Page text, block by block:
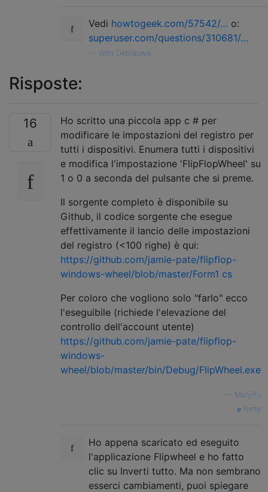
Vedi howtogeek.com/57542/… o:
superuser.com/questions/310681/…
Wim Deblauwe,
Risposte:
16
Ho scritto una piccola app c # per
modificare le impostazioni del registro per
tutti i dispositivi. Enumera tutti i dispositivi
e modifica l'impostazione 'FlipFlopWheel' su
1 o 0 a seconda del pulsante che si preme.
Il sorgente completo è disponibile su
Github, il codice sorgente che esegue
effettivamente il lancio delle impostazioni
del registro (<100 righe) è qui:
https://github.com/jamie-pate/flipflop-
windows-wheel/blob/master/Form1 cs
Per coloro che vogliono solo "farlo" ecco
l'eseguibile (richiede l'elevazione del
controllo dell'account utente)
https://github.com/jamie-pate/flipflop-
windows-
wheel/blob/master/bin/Debug/FlipWheel.exe
MaryPu
fonte
Ho appena scaricato ed eseguito
l'applicazione Flipwheel e ho fatto
clic su Inverti tutto. Ma non sembrano
esserci cambiamenti, puoi spiegare